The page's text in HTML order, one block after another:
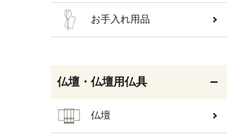
お手入れ用品
仏壇・仏壇用仏具
仏壇